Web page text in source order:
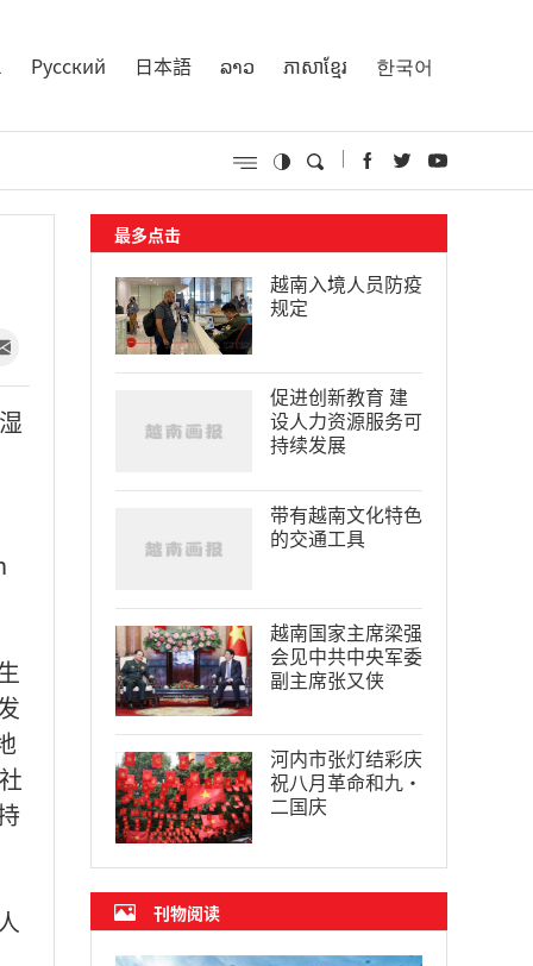
Русский 日本語 ລາວ ភាសាខ្មែរ 한국어
最多点击
越南入境人员防疫
规定
促进创新教育 建
设人力资源服务可
持续发展
带有越南文化特色
的交通工具
越南国家主席梁强
会见中共中央军委
副主席张又侠
河内市张灯结彩庆
祝八月革命和九·
二国庆
刊物阅读